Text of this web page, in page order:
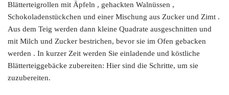
Blätterteigrollen mit Äpfeln , gehackten Walnüssen ,
Schokoladenstückchen und einer Mischung aus Zucker und Zimt .
Aus dem Teig werden dann kleine Quadrate ausgeschnitten und
mit Milch und Zucker bestrichen, bevor sie im Ofen gebacken
werden . In kurzer Zeit werden Sie einladende und köstliche
Blätterteiggebäcke zubereiten: Hier sind die Schritte, um sie
zuzubereiten.